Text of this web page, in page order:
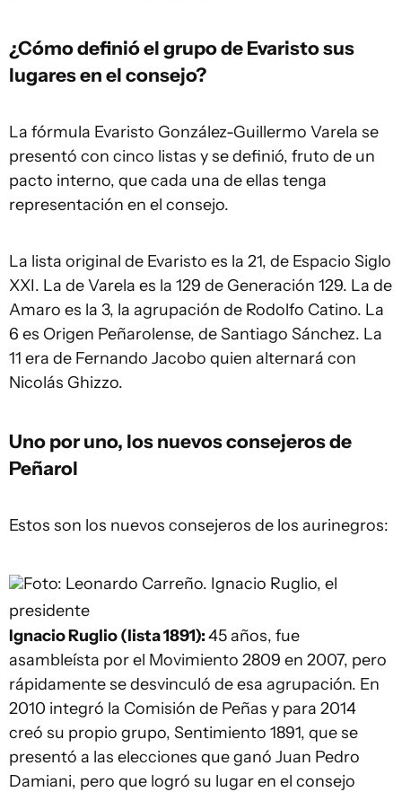
¿Cómo definió el grupo de Evaristo sus
lugares en el consejo?
La fórmula Evaristo González-Guillermo Varela se
presentó con cinco listas y se definió, fruto de un
pacto interno, que cada una de ellas tenga
representación en el consejo.
La lista original de Evaristo es la 21, de Espacio Siglo
XXI. La de Varela es la 129 de Generación 129. La de
Amaro es la 3, la agrupación de Rodolfo Catino. La
6 es Origen Peñarolense, de Santiago Sánchez. La
11 era de Fernando Jacobo quien alternará con
Nicolás Ghizzo.
Uno por uno, los nuevos consejeros de
Peñarol
Estos son los nuevos consejeros de los aurinegros:
Foto: Leonardo Carreño. Ignacio Ruglio, el
presidente
Ignacio Ruglio (lista 1891):45 años, fue
asambleísta por el Movimiento 2809 en 2007, pero
rápidamente se desvinculó de esa agrupación. En
2010 integró la Comisión de Peñas y para 2014
creó su propio grupo, Sentimiento 1891, que se
presentó a las elecciones que ganó Juan Pedro
Damiani, pero que logró su lugar en el consejo